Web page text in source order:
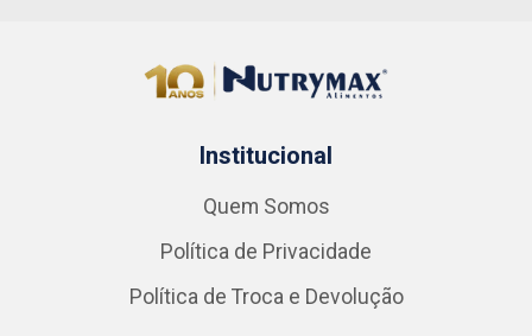
Institucional
Quem Somos
Política de Privacidade
Política de Troca e Devolução